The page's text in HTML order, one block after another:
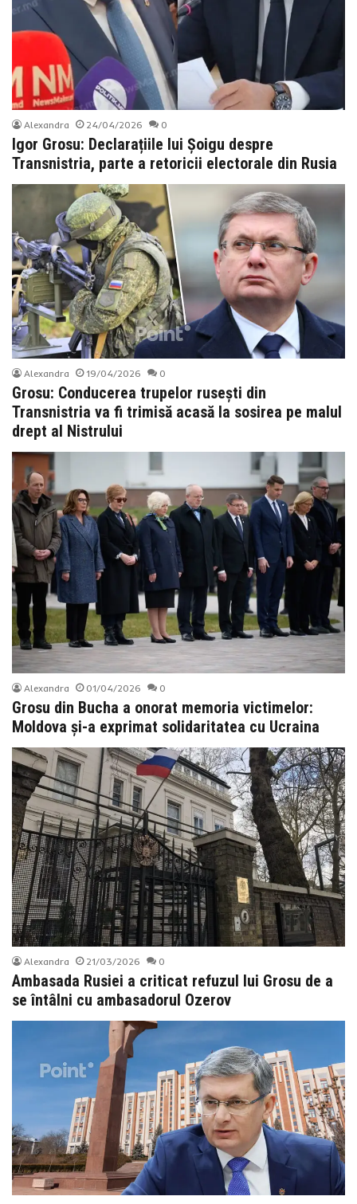
Alexandra 24/04/2026 0
Igor Grosu: Declarațiile lui Șoigu despre
Transnistria, parte a retoricii electorale din Rusia
Alexandra 19/04/2026 0
Grosu: Conducerea trupelor rusești din
Transnistria va fi trimisă acasă la sosirea pe malul
drept al Nistrului
Alexandra 01/04/2026 0
Grosu din Bucha a onorat memoria victimelor:
Moldova și-a exprimat solidaritatea cu Ucraina
Alexandra 21/03/2026 0
Ambasada Rusiei a criticat refuzul lui Grosu de a
se întâlni cu ambasadorul Ozerov